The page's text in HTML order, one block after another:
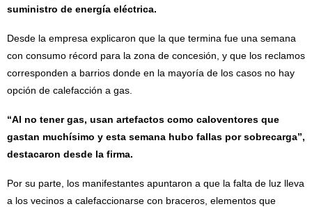
suministro de energía eléctrica.
Desde la empresa explicaron que la que termina fue una semana
con consumo récord para la zona de concesión, y que los reclamos
corresponden a barrios donde en la mayoría de los casos no hay
opción de calefacción a gas.
“Al no tener gas, usan artefactos como caloventores que
gastan muchísimo y esta semana hubo fallas por sobrecarga”,
destacaron desde la firma.
Por su parte, los manifestantes apuntaron a que la falta de luz lleva
a los vecinos a calefaccionarse con braceros, elementos que